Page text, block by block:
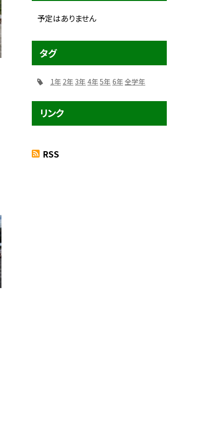
予定はありません
タグ
1年 2年 3年 4年5年 6年全学年
リンク
RSS